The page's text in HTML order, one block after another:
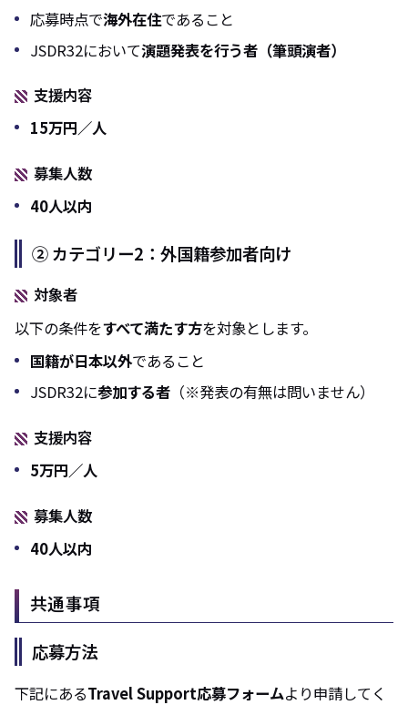
応募時点で海外在住であること
JSDR32において演題発表を行う者（筆頭演者）
支援内容
15万円／人
募集人数
40人以内
② カテゴリー2：外国籍参加者向け
対象者
以下の条件をすべて満たす方を対象とします。
国籍が日本以外であること
JSDR32に参加する者（※発表の有無は問いません）
支援内容
5万円／人
募集人数
40人以内
共通事項
応募方法
下記にあるTravel Support応募フォームより申請してく